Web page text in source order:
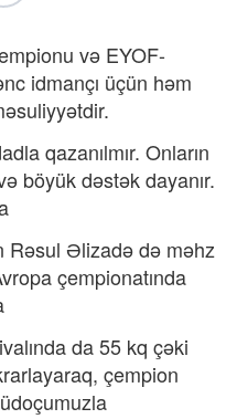
və EYOF-
idmançı üçün həm
qazanılmır. Onların
böyük dəstək dayanır.
Rəsul Əlizadə də məhz
çempionatında
da 55 kq çəki
çempion